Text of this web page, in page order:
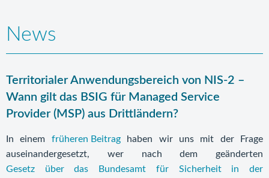
News
Territorialer Anwendungsbereich von NIS-2 –
Wann gilt das BSIG für Managed Service
Provider (MSP) aus Drittländern?
In einem früheren Beitraghaben wir uns mit der Frage
auseinandergesetzt, wer nach dem geänderten
Gesetz über das Bundesamt für Sicherheit in der